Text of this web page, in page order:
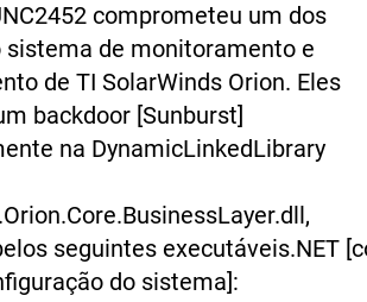
comprometeu um dos
sistema de monitoramento e
de TI SolarWinds Orion. Eles
backdoor [Sunburst]
na DynamicLinkedLibrary
,
seguintes executáveis.NET
do sistema]: